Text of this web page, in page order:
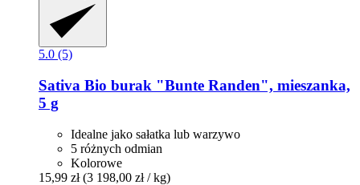
5.0 (5)
Sativa Bio burak "Bunte Randen", mieszanka,
5 g
Idealne jako sałatka lub warzywo
5 różnych odmian
Kolorowe
15,99 zł (3 198,00 zł / kg)